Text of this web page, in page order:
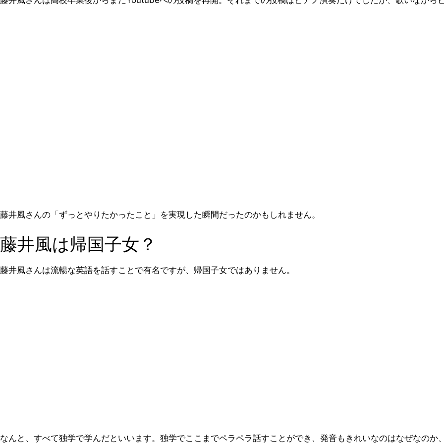
藤井風さんの「ずっとやりたかったこと」を実現した瞬間だったのかもしれません。
藤井風は帰国子女？
藤井風さんは流暢な英語を話すことで有名ですが、帰国子女ではありません。
なんと、すべて独学で学んだといいます。独学でここまでペラペラ話すことができ、発音もきれいなのはなぜなのか